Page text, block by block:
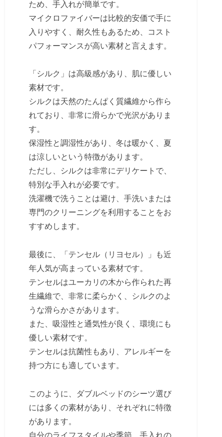
ため、手入れが簡単です。
マイクロファイバーは比較的安価で手に
入りやすく、耐久性もあるため、コスト
パフォーマンスが高い素材と言えます。
「シルク」は高級感があり、肌に優しい
素材です。
シルクは天然のたんぱく質繊維から作ら
れており、非常に滑らかで光沢がありま
す。
保湿性と調湿性があり、冬は暖かく、夏
は涼しいという特徴があります。
ただし、シルクは非常にデリケートで、
特別な手入れが必要です。
洗濯機で洗うことは避け、手洗いまたは
専門のクリーニングを利用することをお
すすめします。
最後に、「テンセル（リヨセル）」も近
年人気が高まっている素材です。
テンセルはユーカリの木から作られた再
生繊維で、非常に柔らかく、シルクのよ
うな滑らかさがあります。
また、吸湿性と通気性が良く、環境にも
優しい素材です。
テンセルは抗菌性もあり、アレルギーを
持つ方にも適しています。
このように、ダブルベッドのシーツ選び
には多くの素材があり、それぞれに特徴
があります。